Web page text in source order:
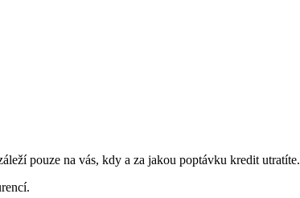
pouze na vás, kdy a za jakou poptávku kredit utratíte.